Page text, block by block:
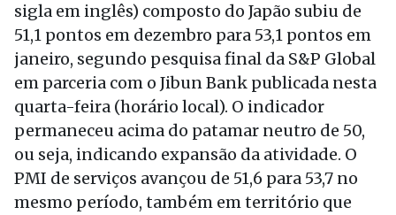
sigla em inglês) composto do Japão subiu de
51,1 pontos em dezembro para 53,1 pontos em
janeiro, segundo pesquisa final da S&P Global
em parceria com o Jibun Bank publicada nesta
quarta-feira (horário local). O indicador
permaneceu acima do patamar neutro de 50,
ou seja, indicando expansão da atividade. O
PMI de serviços avançou de 51,6 para 53,7 no
mesmo período, também em território que